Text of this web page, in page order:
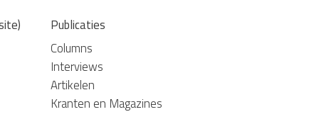
Publicaties
Columns
Interviews
Artikelen
Kranten en Magazines